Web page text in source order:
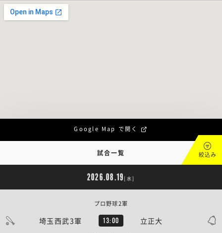
Google Map で開く
試合一覧 絞込み
2026.08.19 [水]
埼玉西武3軍 13:00 立正大
プロ野球2軍